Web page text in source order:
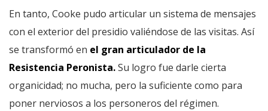
En tanto, Cooke pudo articular un sistema de mensajes
con el exterior del presidio valiéndose de las visitas. Así
se transformó en el gran articulador de la
Resistencia Peronista.Su logro fue darle cierta
organicidad; no mucha, pero la suficiente como para
poner nerviosos a los personeros del régimen.